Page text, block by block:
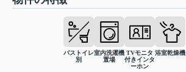
バストイレ
別
室内洗濯機
置場
TVモニタ
付きインタ
ーホン
浴室乾燥機